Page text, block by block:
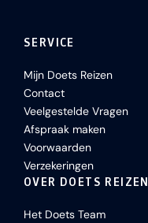
SERVICE
Mijn Doets Reizen
Contact
Veelgestelde Vragen
Afspraak maken
Voorwaarden
Verzekeringen
OVER DOETS REIZEN
Het Doets Team